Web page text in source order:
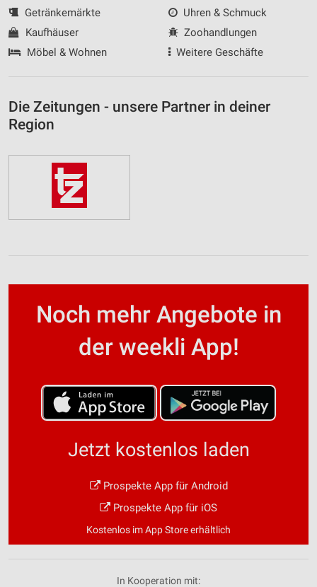
Getränkemärkte
Kaufhäuser
Möbel & Wohnen
Uhren & Schmuck
Zoohandlungen
Weitere Geschäfte
Die Zeitungen - unsere Partner in deiner
Region
Noch mehr Angebote in
der weekli App!
Jetzt kostenlos laden
Prospekte App für Android
Prospekte App für iOS
Kostenlos im App Store erhältlich
In Kooperation mit: